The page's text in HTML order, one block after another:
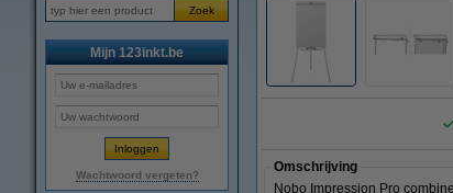
Zoek
Mijn 123inkt.be
Wachtwoord vergeten?
Omschrijving
Nobo Impression Pro